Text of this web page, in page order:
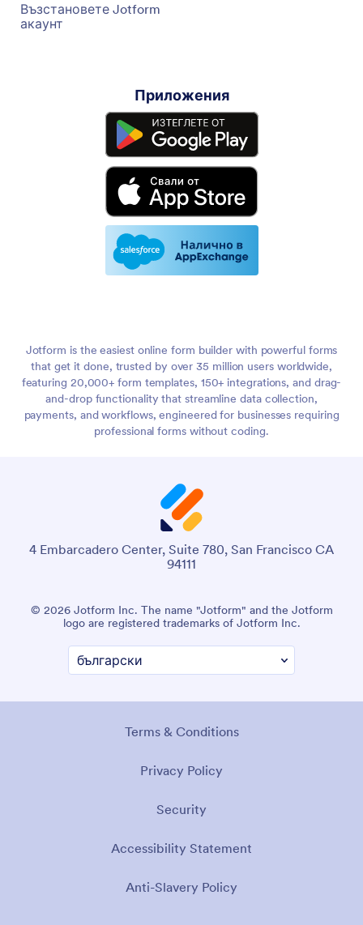
Възстановете Jotform
акаунт
Приложения
Jotform is the easiest online form builder with powerful forms
that get it done, trusted by over 35 million users worldwide,
featuring 20,000+ form templates, 150+ integrations, and drag-
and-drop functionality that streamline data collection,
payments, and workflows, engineered for businesses requiring
professional forms without coding.
4 Embarcadero Center, Suite 780, San Francisco CA
94111
© 2026 Jotform Inc. The name "Jotform" and the Jotform
logo are registered trademarks of Jotform Inc.
Terms & Conditions
Privacy Policy
Security
Accessibility Statement
Anti-Slavery Policy